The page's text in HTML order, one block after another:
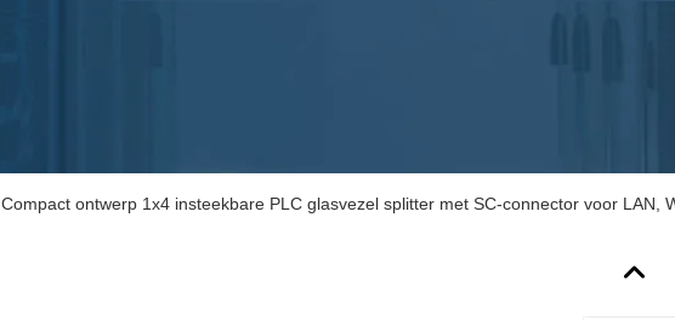
Compact ontwerp 1x4 insteekbare PLC glasvezel splitter met SC-connector voor LAN,